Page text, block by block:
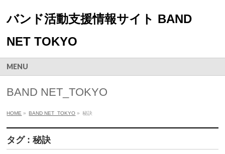
バンド活動支援情報サイト BAND
NET TOKYO
MENU
BAND NET_TOKYO
HOME » BAND NET_TOKYO » 秘訣
タグ : 秘訣